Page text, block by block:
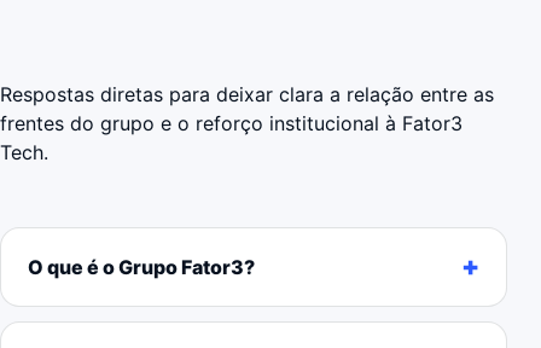
Respostas diretas para deixar clara a relação entre as
frentes do grupo e o reforço institucional à Fator3
Tech.
O que é o Grupo Fator3?